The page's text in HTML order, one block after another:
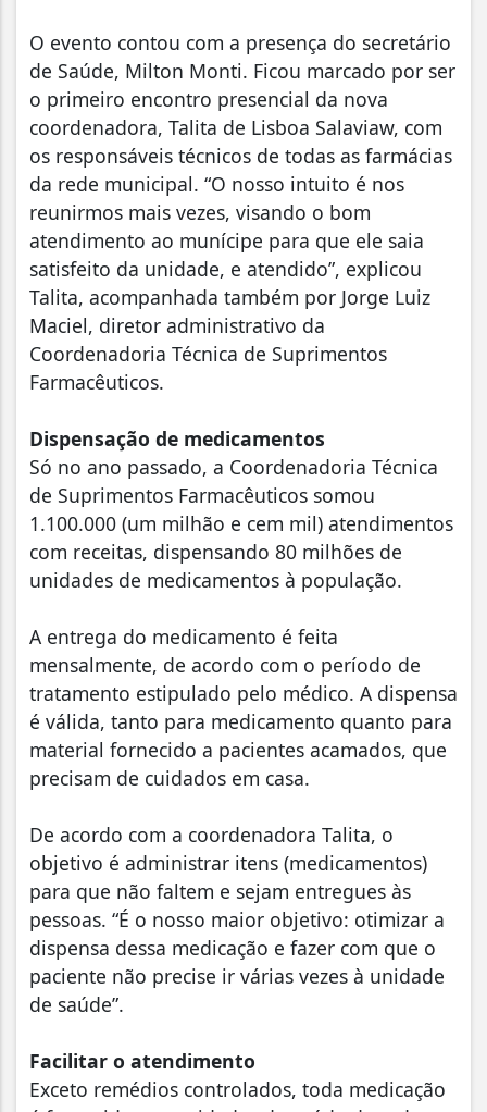
O evento contou com a presença do secretário
de Saúde, Milton Monti. Ficou marcado por ser
o primeiro encontro presencial da nova
coordenadora, Talita de Lisboa Salaviaw, com
os responsáveis técnicos de todas as farmácias
da rede municipal. “O nosso intuito é nos
reunirmos mais vezes, visando o bom
atendimento ao munícipe para que ele saia
satisfeito da unidade, e atendido”, explicou
Talita, acompanhada também por Jorge Luiz
Maciel, diretor administrativo da
Coordenadoria Técnica de Suprimentos
Farmacêuticos.
Dispensação de medicamentos
Só no ano passado, a Coordenadoria Técnica
de Suprimentos Farmacêuticos somou
1.100.000 (um milhão e cem mil) atendimentos
com receitas, dispensando 80 milhões de
unidades de medicamentos à população.
A entrega do medicamento é feita
mensalmente, de acordo com o período de
tratamento estipulado pelo médico. A dispensa
é válida, tanto para medicamento quanto para
material fornecido a pacientes acamados, que
precisam de cuidados em casa.
De acordo com a coordenadora Talita, o
objetivo é administrar itens (medicamentos)
para que não faltem e sejam entregues às
pessoas. “É o nosso maior objetivo: otimizar a
dispensa dessa medicação e fazer com que o
paciente não precise ir várias vezes à unidade
de saúde”.
Facilitar o atendimento
Exceto remédios controlados, toda medicação